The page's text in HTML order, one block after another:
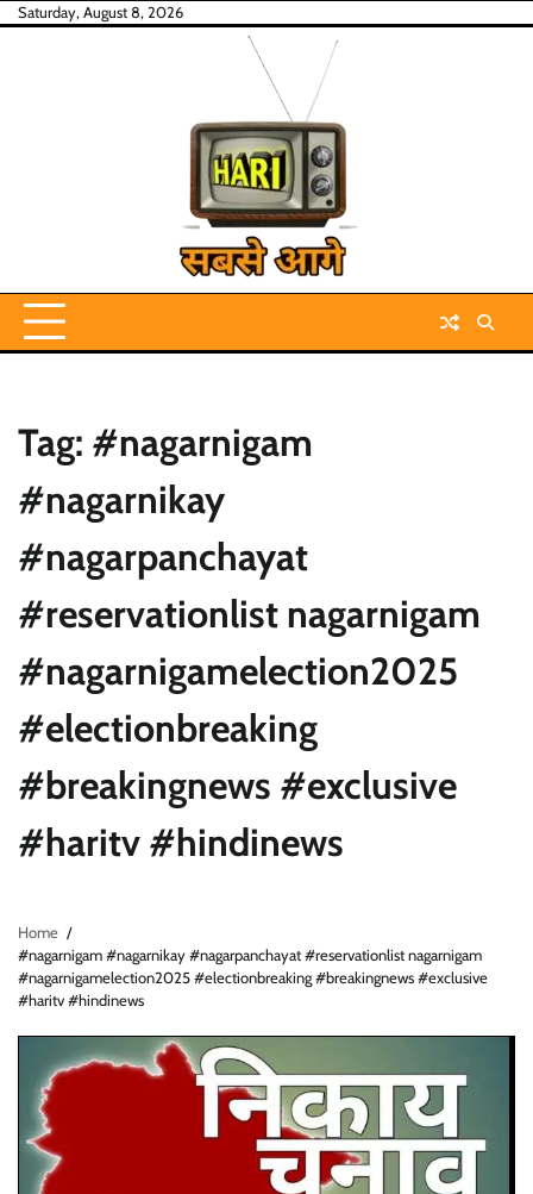
SkipSaturday, August 8, 2026
Tag: #nagarnigam
#nagarnikay
#nagarpanchayat
#reservationlist nagarnigam
#nagarnigamelection2025
#electionbreaking
#breakingnews #exclusive
#haritv #hindinews
Home
#nagarnigam #nagarnikay #nagarpanchayat #reservationlist nagarnigam
#nagarnigamelection2025 #electionbreaking #breakingnews #exclusive
#haritv #hindinews